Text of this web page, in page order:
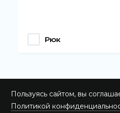
Рюк
Пользуясь сайтом, вы
Политикой